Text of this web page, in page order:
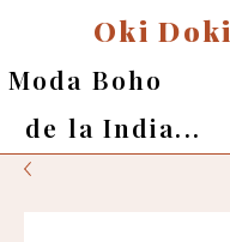
Oki Doki
Moda Boho
de la India...